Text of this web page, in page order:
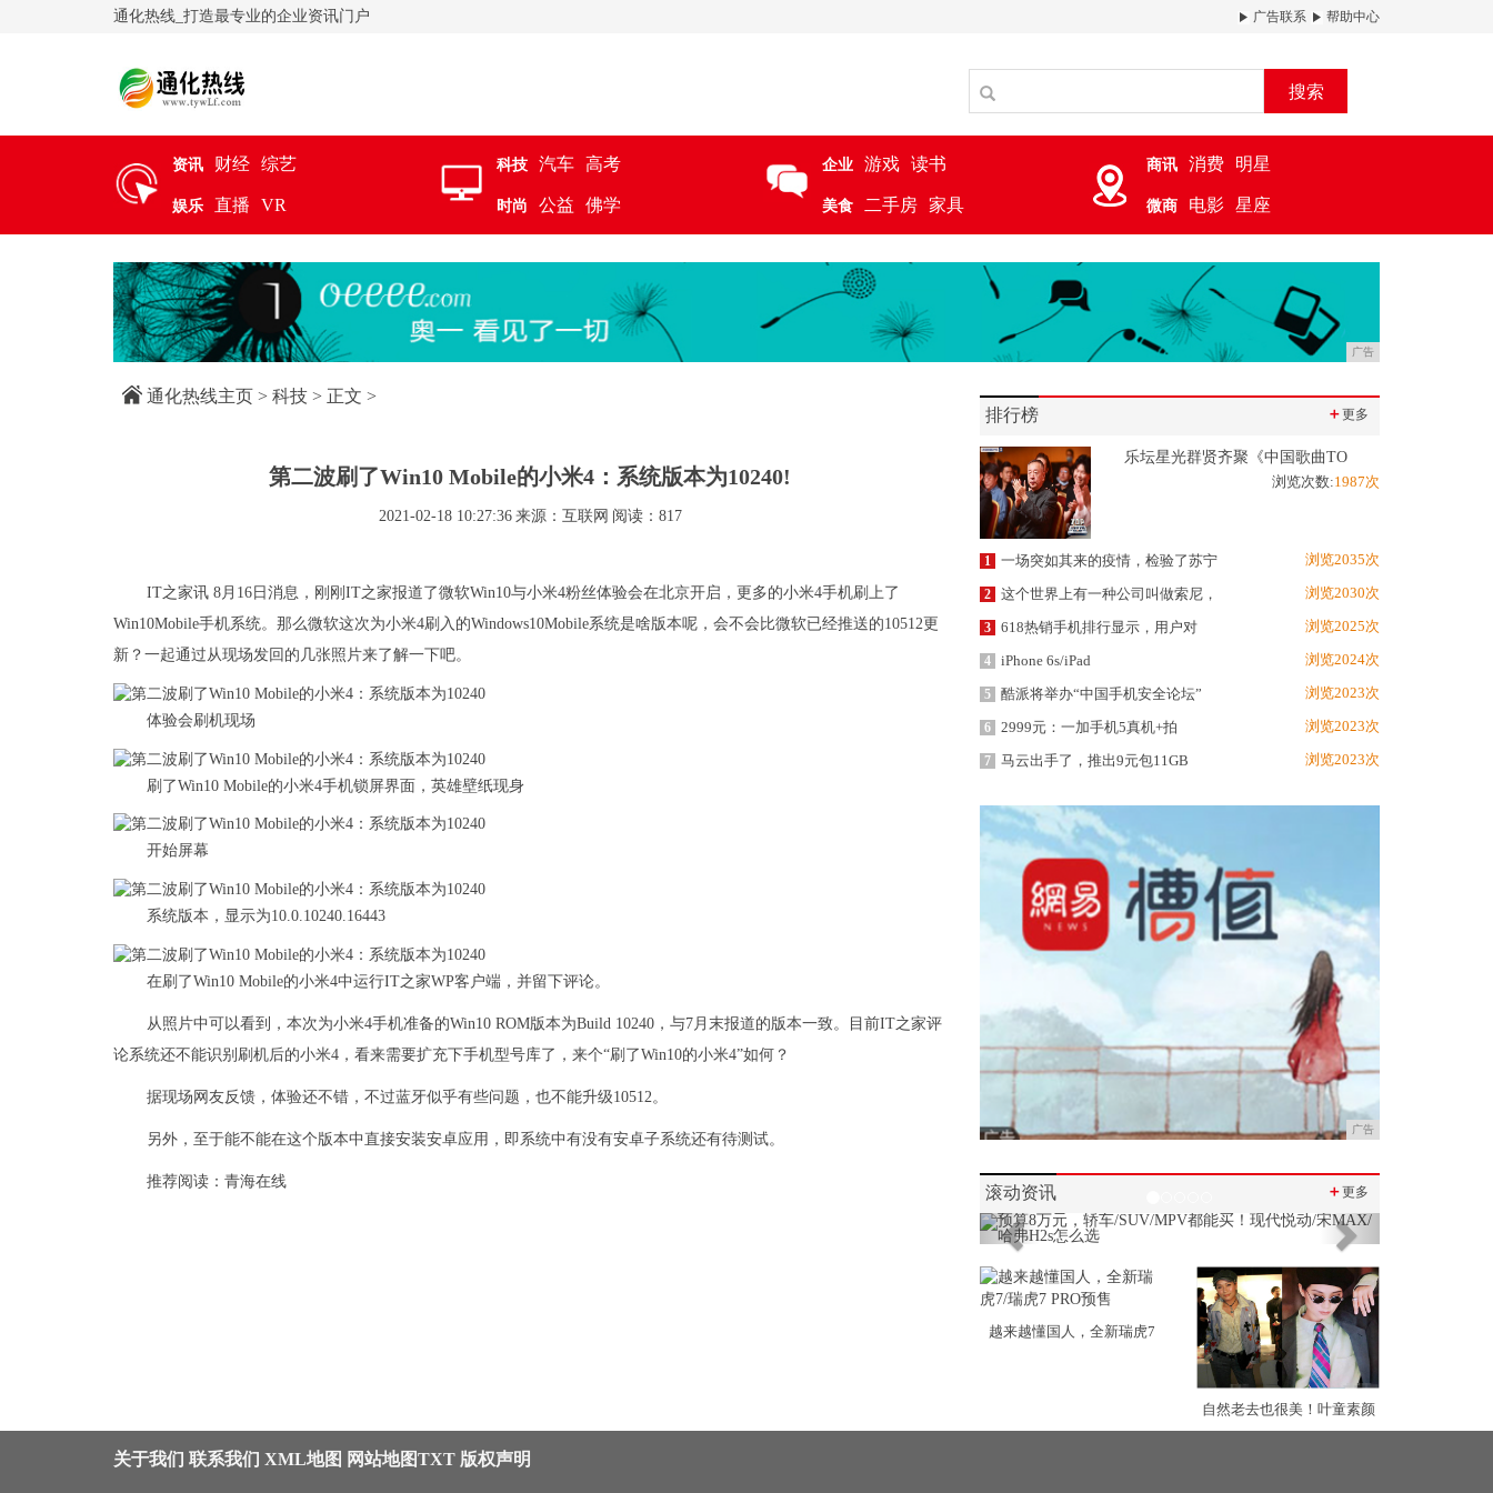
通化热线_打造最专业的企业资讯门户 广告联系 帮助中心
搜索
资讯 财经 综艺
娱乐 直播 VR
科技 汽车 高考
时尚 公益 佛学
企业 游戏 读书
美食 二手房 家具
商讯 消费 明星
微商 电影 星座
广告
通化热线主页 > 科技 > 正文 >
第二波刷了Win10 Mobile的小米4：系统版本为10240!
2021-02-18 10:27:36 来源：互联网 阅读：817
IT之家讯 8月16日消息，刚刚IT之家报道了微软Win10与小米4粉丝体验会在北京开启，更多的小米4手机刷上了
Win10Mobile手机系统。那么微软这次为小米4刷入的Windows10Mobile系统是啥版本呢，会不会比微软已经推送的10512更
新？一起通过从现场发回的几张照片来了解一下吧。
体验会刷机现场
刷了Win10 Mobile的小米4手机锁屏界面，英雄壁纸现身
开始屏幕
系统版本，显示为10.0.10240.16443
在刷了Win10 Mobile的小米4中运行IT之家WP客户端，并留下评论。
从照片中可以看到，本次为小米4手机准备的Win10 ROM版本为Build 10240，与7月末报道的版本一致。目前IT之家评
论系统还不能识别刷机后的小米4，看来需要扩充下手机型号库了，来个“刷了Win10的小米4”如何？
据现场网友反馈，体验还不错，不过蓝牙似乎有些问题，也不能升级10512。
另外，至于能不能在这个版本中直接安装安卓应用，即系统中有没有安卓子系统还有待测试。
推荐阅读： 青海在线
排行榜 ＋更多
乐坛星光群贤齐聚《中国歌曲TO
浏览次数:1987次
1 一场突如其来的疫情，检验了苏宁 浏览2035次
2 这个世界上有一种公司叫做索尼， 浏览2030次
3 618热销手机排行显示，用户对 浏览2025次
4 iPhone 6s/iPad 浏览2024次
5 酷派将举办“中国手机安全论坛” 浏览2023次
6 2999元：一加手机5真机+拍 浏览2023次
7 马云出手了，推出9元包11GB 浏览2023次
广告
滚动资讯 ＋更多
Previous Next
越来越懂国人，全新瑞虎7
自然老去也很美！叶童素颜
关于我们 联系我们 XML地图 网站地图TXT 版权声明